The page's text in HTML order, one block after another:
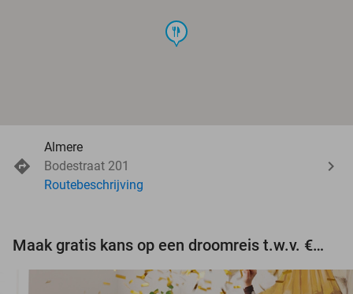
food
Almere
Bodestraat 201
Routebeschrijving
Maak gratis kans op een droomreis t.w.v. €3.000!